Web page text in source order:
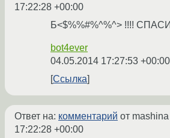
17:22:28 +00:00
Б<$%%#%^%^> !!!!
bot4ever
04.05.2014 17:27:53 +00:00
Ссылка
Ответ на: комментарий от mashina
17:22:28 +00:00